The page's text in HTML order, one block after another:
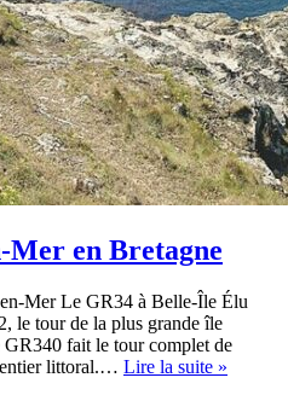
Mer en Bretagne
Mer Le GR34 à Belle-Île Élu
le tour de la plus grande île
fait le tour complet de
littoral.… Lire la suite »